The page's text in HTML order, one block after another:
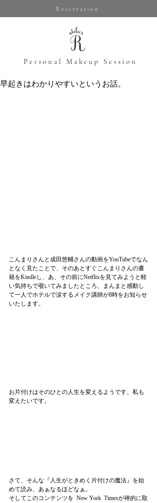
Reservation
​Personal Makeup Session
早起きはわかりやすいというお話。
こんまりさんと成田悠輔さんの動画をYouTubeでなん
となく見たことで、そのあとすぐこんまりさんの書
籍をKindleし、あ、その前にNetflixを見てみようと軽
い気持ちで覗いてみましたところ、まんまと感動し
て一人でホテルで涙するメイク講師が8時をお知らせ
いたします。
お片付けはそのひとの人生を変えるようです。私も
変えたいです。
さて、そんな『人生がときめく片付けの魔法』を始
めて読み、あぁなるほどなぁ。
そしてこのコンテンツを  New York  Timesが禅的に取